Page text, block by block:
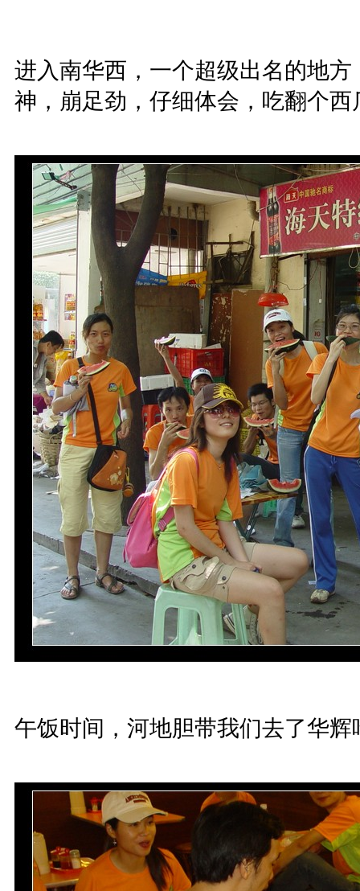
进入南华西，一个超级出名的地
神，崩足劲，仔细体会，吃翻个
午饭时间，河地胆带我们去了华